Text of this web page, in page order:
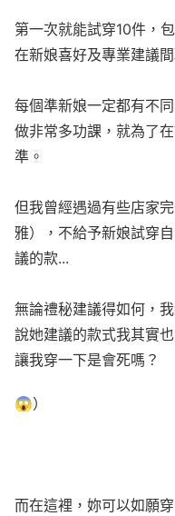
第一次就能試穿10件，
在新娘喜好及專業建議
每個準新娘一定都有不
做非常多功課，就為了
準。
但我曾經遇過有些店家
雅），不給予新娘試穿
議的款...
無論禮秘建議得如何，
說她建議的款式我其實
讓我穿一下是會死嗎？
😱）
而在這裡，妳可以如願